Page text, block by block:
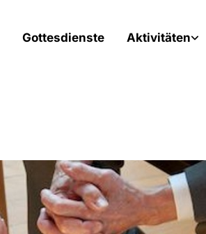
Gottesdienste Aktivitäten